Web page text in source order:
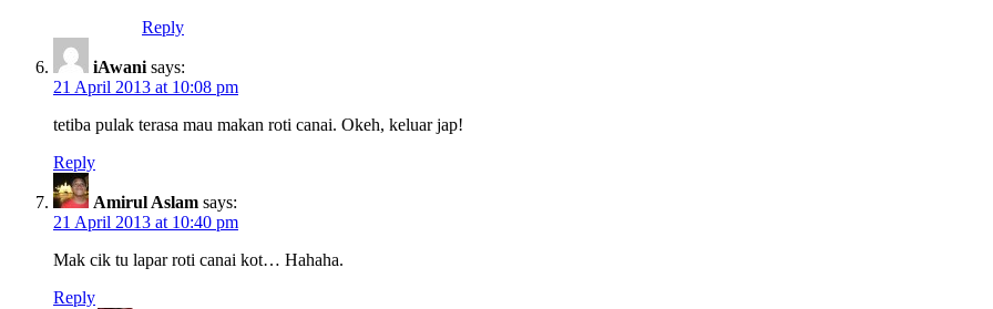
Reply
iAwani says:
21 April 2013 at 10:08 pm
tetiba pulak terasa mau makan roti canai. Okeh, keluar jap!
Reply
Amirul Aslam says:
21 April 2013 at 10:40 pm
Mak cik tu lapar roti canai kot… Hahaha.
Reply